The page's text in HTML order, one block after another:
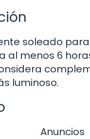
soleado
menos 6
luminoso.
Anuncios